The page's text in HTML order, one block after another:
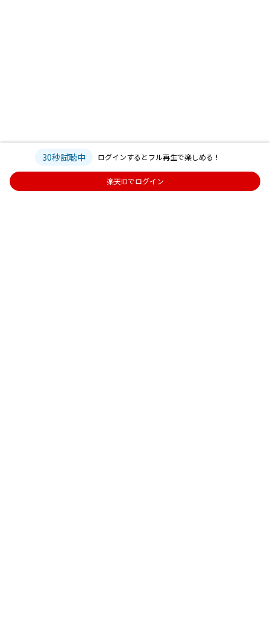
30秒試聴中 ログインするとフル再生で楽しめる！
楽天IDでログイン